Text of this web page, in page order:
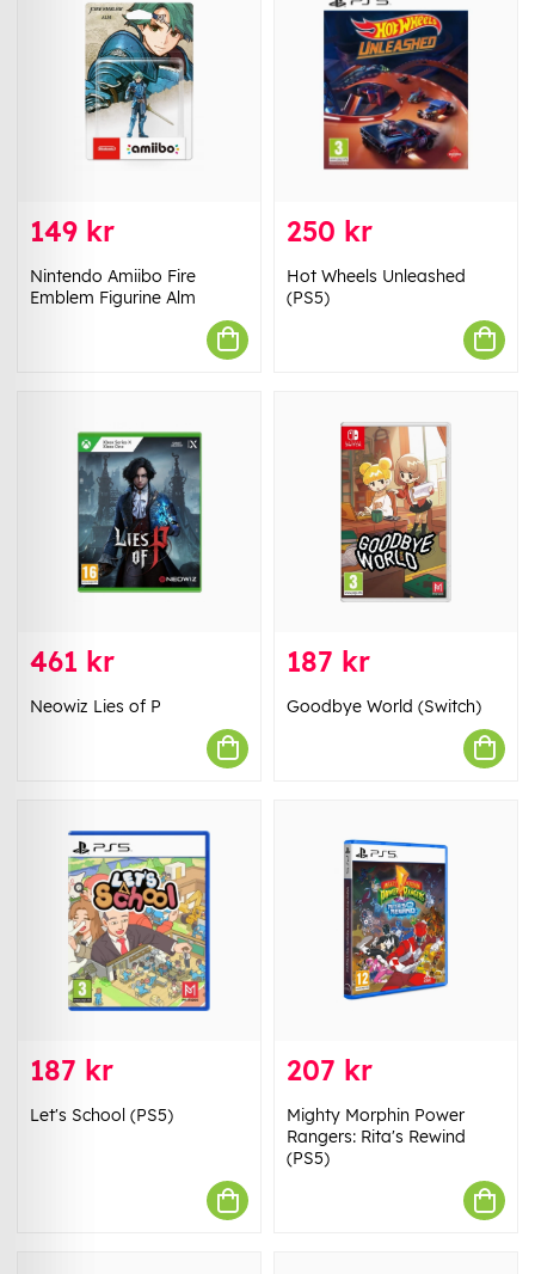
149 kr
Nintendo Amiibo Fire
Emblem Figurine Alm
250 kr
Hot Wheels Unleashed
(PS5)
461 kr
Neowiz Lies of P
187 kr
Goodbye World (Switch)
187 kr
Let's School (PS5)
207 kr
Mighty Morphin Power
Rangers: Rita's Rewind
(PS5)